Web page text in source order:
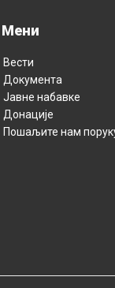
Мени
Вести
Документа
Јавне набавке
Донације
Пошаљите нам